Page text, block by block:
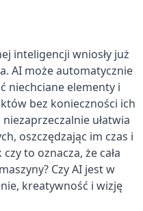
inteligencji wniosły już
AI może automatycznie
niechciane elementy i
bez konieczności ich
ułatwia
oszczędzając im czas i
to oznacza, że cała
Czy AI jest w
kreatywność i wizję